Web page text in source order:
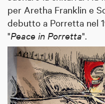
per Aretha Franklin e
debutto a Porretta nel
"Peace in Porretta".